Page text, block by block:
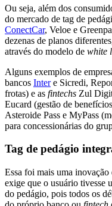
Ou seja, além dos
do mercado de tag de
ConectCar, Veloe e
dezenas de planos
através do modelo de white
Alguns exemplos de
bancos Intere Sicredi,
frotas) e as fintechs Zul
Eucard (gestão de
Asteroide Pass e MyPass
para concessionárias do
Tag de pedágio
Essa foi mais uma
exige que o usuário tivesse
do pedágio, pois todos os